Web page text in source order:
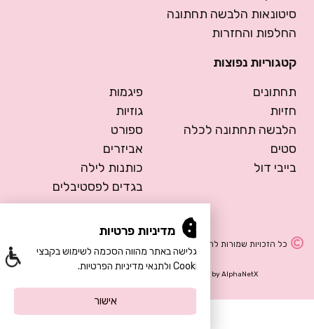
סיטונאות הלבשה תחתונה
החלפות והחזרות
קטגוריות נפוצות
תחתונים
חזיות
הלבשה תחתונה לכלה
סטים
בייבי דול
פיגמות
גוזיות
ספורט
אביזרים
כותנות לילה
בגדים לפסטיבלים
כל הזכויות שמורות להרמוסה – הלבשה תחתונה
Development byAlphaNetX
מדיניות פרטיות
הגלישה באתר מהווה הסכמה לשימוש בקבצי
Cookie ולתנאי מדיניות הפרטיות.
אישור